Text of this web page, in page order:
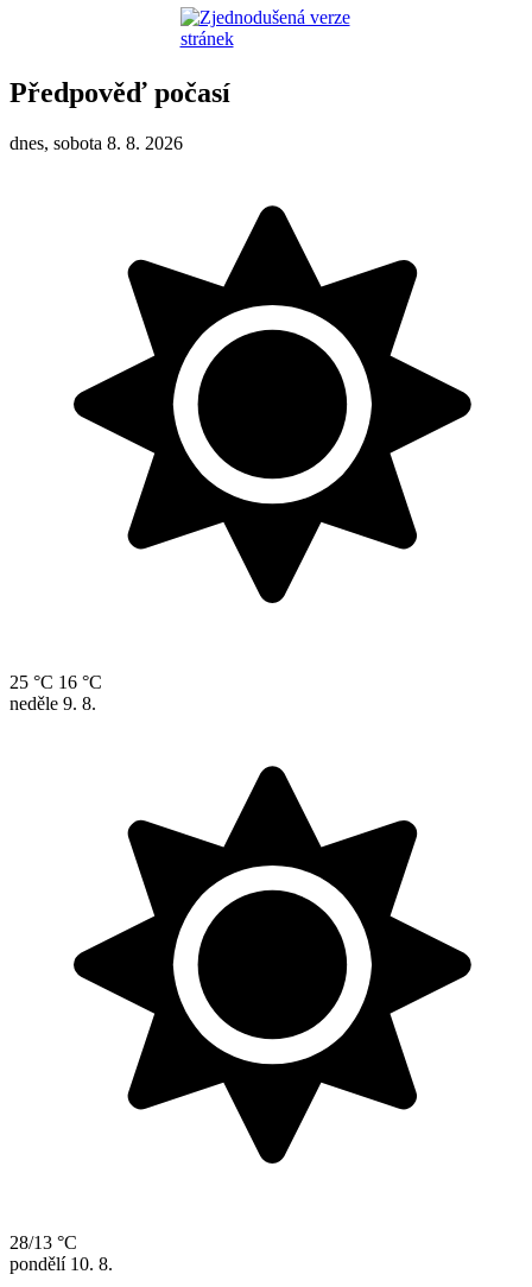
Předpověď počasí
dnes, sobota 8. 8. 2026
25 °C 16 °C
neděle 9. 8.
28/13 °C
pondělí 10. 8.